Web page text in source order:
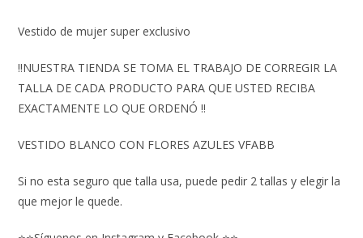
Vestido de mujer super exclusivo
‼️NUESTRA TIENDA SE TOMA EL TRABAJO DE CORREGIR LA
TALLA DE CADA PRODUCTO PARA QUE USTED RECIBA
EXACTAMENTE LO QUE ORDENÓ ‼️
VESTIDO BLANCO CON FLORES AZULES VFABB
Si no esta seguro que talla usa, puede pedir 2 tallas y elegir la
que mejor le quede.